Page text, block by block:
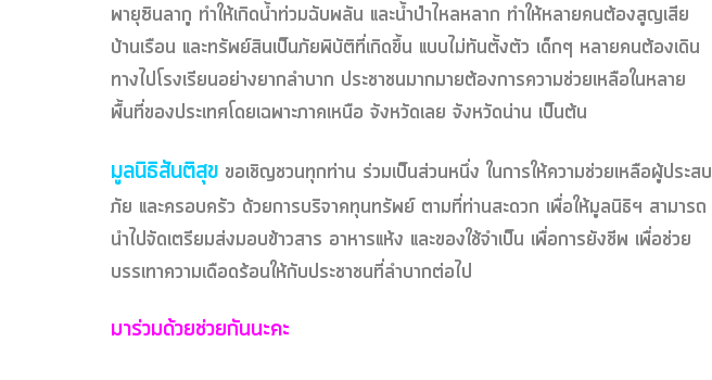
พายุซินลากู ทำให้เกิดน้ำท่วมฉับพลัน และน้ำป่าไหลหลาก ทำให้หลายคนต้องสูญเสีย
บ้านเรือน และทรัพย์สินเป็นภัยพิบัติที่เกิดขึ้น แบบไม่ทันตั้งตัว เด็กๆ หลายคนต้องเดิน
ทางไปโรงเรียนอย่างยากลำบาก ประชาชนมากมายต้องการความช่วยเหลือในหลาย
พื้นที่ของประเทศโดยเฉพาะภาคเหนือ จังหวัดเลย จังหวัดน่าน เป็นต้น
มูลนิธิสันติสุข ขอเชิญชวนทุกท่าน ร่วมเป็นส่วนหนึ่ง ในการให้ความช่วยเหลือผู้ประสบ
ภัย และครอบครัว ด้วยการบริจาคทุนทรัพย์ ตามที่ท่านสะดวก เพื่อให้มูลนิธิฯ สามารถ
นำไปจัดเตรียมส่งมอบข้าวสาร อาหารแห้ง และของใช้จำเป็น เพื่อการยังชีพ เพื่อช่วย
บรรเทาความเดือดร้อนให้กับประชาชนที่ลำบากต่อไป
มาร่วมด้วยช่วยกันนะคะ